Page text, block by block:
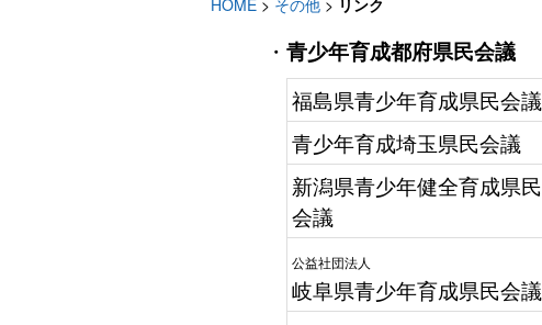
HOME > その他 > リンク
・ 青少年育成都府県民会議
福島県青少年育成県民会議
青少年育成埼玉県民会議
新潟県青少年健全育成県民
会議
公益社団法人
岐阜県青少年育成県民会議